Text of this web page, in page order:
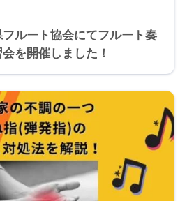
ルート協会にてフルート奏
を開催しました！